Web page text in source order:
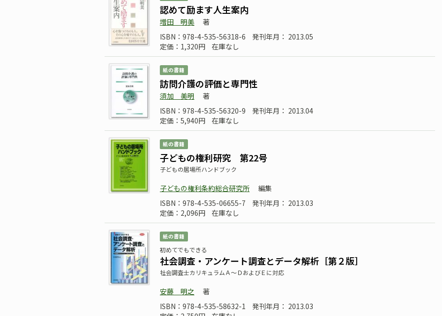
認めて励ます人生案内
増田 明美
著
ISBN：978-4-535-56318-6
発刊年月： 2013.05
定価：1,320円
在庫なし
紙の書籍
訪問介護の評価と専門性
須加 美明
著
ISBN：978-4-535-56320-9
発刊年月： 2013.04
定価：5,940円
在庫なし
紙の書籍
子どもの権利研究 第22号
子どもの居場所ハンドブック
子どもの権利条約総合研究所
編集
ISBN：978-4-535-06655-7
発刊年月： 2013.03
定価：2,096円
在庫なし
紙の書籍
初めてでもできる
社会調査・アンケート調査とデータ解析［第２版］
社会調査士カリキュラムＡ～ＤおよびＥに対応
安藤 明之
著
ISBN：978-4-535-58632-1
発刊年月： 2013.03